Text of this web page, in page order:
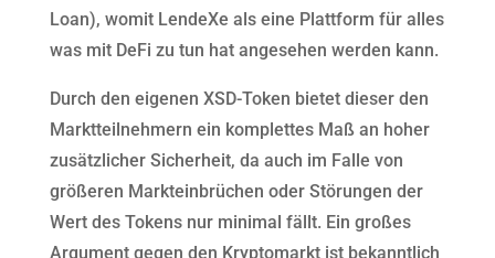
Loan), womit LendeXe als eine Plattform für alles
was mit DeFi zu tun hat angesehen werden kann.
Durch den eigenen XSD-Token bietet dieser den
Marktteilnehmern ein komplettes Maß an hoher
zusätzlicher Sicherheit, da auch im Falle von
größeren Markteinbrüchen oder Störungen der
Wert des Tokens nur minimal fällt. Ein großes
Argument gegen den Kryptomarkt ist bekanntlich